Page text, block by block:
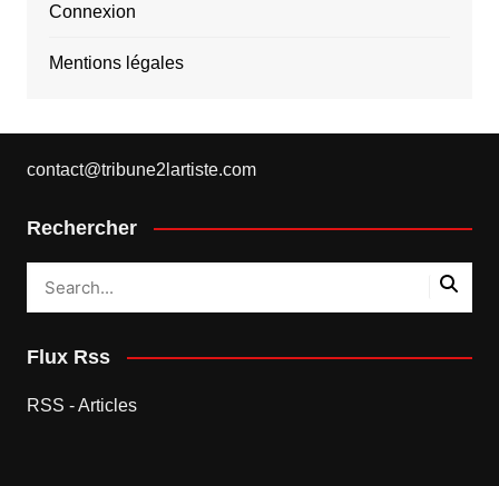
Connexion
Mentions légales
contact@tribune2lartiste.com
Rechercher
Flux Rss
RSS - Articles